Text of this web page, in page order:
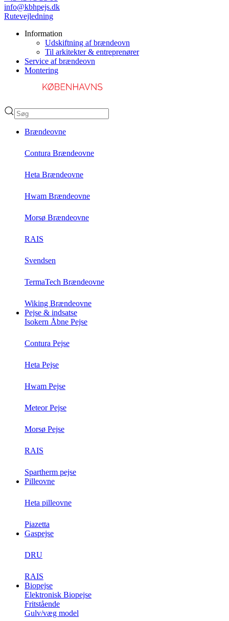
info@kbhpejs.dk
Rutevejledning
Information
Udskiftning af brændeovn
Til arkitekter & entreprenører
Service af brændeovn
Montering
Brændeovne
Contura Brændeovne
Heta Brændeovne
Hwam Brændeovne
Morsø Brændeovne
RAIS
Svendsen
TermaTech Brændeovne
Wiking Brændeovne
Pejse & indsatse
Isokern Åbne Pejse
Contura Pejse
Heta Pejse
Hwam Pejse
Meteor Pejse
Morsø Pejse
RAIS
Spartherm pejse
Pilleovne
Heta pilleovne
Piazetta
Gaspejse
DRU
RAIS
Biopejse
Elektronisk Biopejse
Fritstående
Gulv/væg model